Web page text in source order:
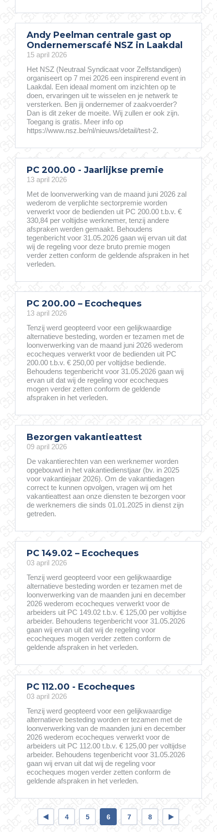
Andy Peelman centrale gast op
Ondernemerscafé NSZ in Laakdal
15 april 2026
Het NSZ (Neutraal Syndicaat voor Zelfstandigen)
organiseert op 7 mei 2026 een inspirerend event in
Laakdal. Een ideaal moment om inzichten op te
doen, ervaringen uit te wisselen en je netwerk te
versterken. Ben jij ondernemer of zaakvoerder?
Dan is dit zeker de moeite. Wij zullen er ook zijn.
Toegang is gratis. Meer info op
https://www.nsz.be/nl/nieuws/detail/test-2.
PC 200.00 - Jaarlijkse premie
13 april 2026
Met de loonverwerking van de maand juni 2026 zal
wederom de verplichte sectorpremie worden
verwerkt voor de bedienden uit PC 200.00 t.b.v. €
330,84 per voltijdse werknemer, tenzij andere
afspraken werden gemaakt. Behoudens
tegenbericht voor 31.05.2026 gaan wij ervan uit dat
wij de regeling voor deze bruto premie mogen
verder zetten conform de geldende afspraken in het
verleden.
PC 200.00 – Ecocheques
13 april 2026
Tenzij werd geopteerd voor een gelijkwaardige
alternatieve besteding, worden er tezamen met de
loonverwerking van de maand juni 2026 wederom
ecocheques verwerkt voor de bedienden uit PC
200.00 t.b.v. € 250,00 per voltijdse bediende.
Behoudens tegenbericht voor 31.05.2026 gaan wij
ervan uit dat wij de regeling voor ecocheques
mogen verder zetten conform de geldende
afspraken in het verleden.
Bezorgen vakantieattest
09 april 2026
De vakantierechten van een werknemer worden
opgebouwd in het vakantiedienstjaar (bv. in 2025
voor vakantiejaar 2026). Om de vakantiedagen
correct te kunnen opvolgen, vragen wij om het
vakantieattest aan onze diensten te bezorgen voor
de werknemers die sinds 01.01.2025 in dienst zijn
getreden.
PC 149.02 – Ecocheques
03 april 2026
Tenzij werd geopteerd voor een gelijkwaardige
alternatieve besteding worden er tezamen met de
loonverwerking van de maanden juni en december
2026 wederom ecocheques verwerkt voor de
arbeiders uit PC 149.02 t.b.v. € 125,00 per voltijdse
arbeider. Behoudens tegenbericht voor 31.05.2026
gaan wij ervan uit dat wij de regeling voor
ecocheques mogen verder zetten conform de
geldende afspraken in het verleden.
PC 112.00 - Ecocheques
03 april 2026
Tenzij werd geopteerd voor een gelijkwaardige
alternatieve besteding worden er tezamen met de
loonverwerking van de maanden juni en december
2026 wederom ecocheques verwerkt voor de
arbeiders uit PC 112.00 t.b.v. € 125,00 per voltijdse
arbeider. Behoudens tegenbericht voor 31.05.2026
gaan wij ervan uit dat wij de regeling voor
ecocheques mogen verder zetten conform de
geldende afspraken in het verleden.
4 5 6 7 8